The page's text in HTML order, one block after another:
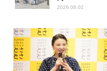
2026.08.02